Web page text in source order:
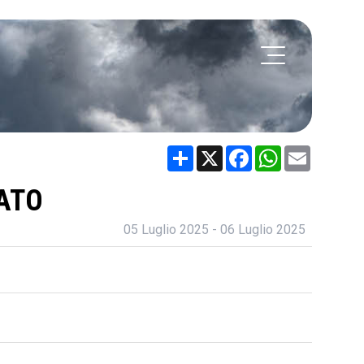
Share X FacebookWhatsApp
05 Luglio 2025 - 06 Luglio 2025